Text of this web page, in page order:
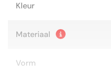
Kleur
Materiaal
Vorm